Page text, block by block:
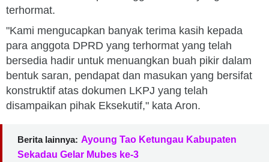
terhormat.
"Kami mengucapkan banyak terima kasih kepada
para anggota DPRD yang terhormat yang telah
bersedia hadir untuk menuangkan buah pikir dalam
bentuk saran, pendapat dan masukan yang bersifat
konstruktif atas dokumen LKPJ yang telah
disampaikan pihak Eksekutif," kata Aron.
Berita lainnya: Ayoung Tao Ketungau Kabupaten
Sekadau Gelar Mubes ke-3